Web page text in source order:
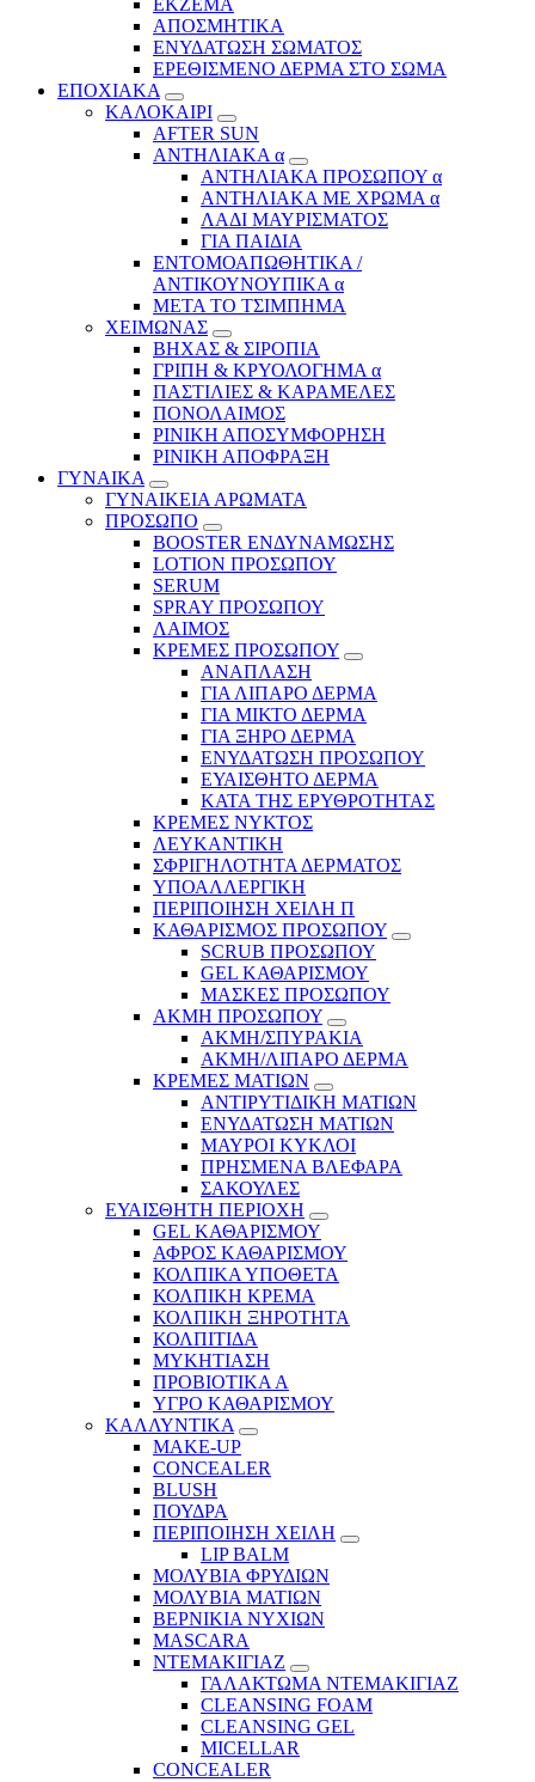
ΑΠΟΣΜΗΤΙΚΑ
ΕΝΥΔΑΤΩΣΗ ΣΩΜΑΤΟΣ
ΕΡΕΘΙΣΜΕΝΟ ΔΕΡΜΑ ΣΤΟ ΣΩΜΑ
ΕΠΟΧΙΑΚΑ
ΚΑΛΟΚΑΙΡΙ
AFTER SUN
ΑΝΤΗΛΙΑΚΑ α
ΑΝΤΗΛΙΑΚΑ ΠΡΟΣΩΠΟΥ α
ΑΝΤΗΛΙΑΚΑ ΜΕ ΧΡΩΜΑ α
ΛΑΔΙ ΜΑΥΡΙΣΜΑΤΟΣ
ΓΙΑ ΠΑΙΔΙΑ
ΕΝΤΟΜΟΑΠΩΘΗΤΙΚΑ /
ΑΝΤΙΚΟΥΝΟΥΠΙΚΑ α
ΜΕΤΑ ΤΟ ΤΣΙΜΠΗΜΑ
ΧΕΙΜΩΝΑΣ
ΒΗΧΑΣ & ΣΙΡΟΠΙΑ
ΓΡΙΠΗ & ΚΡΥΟΛΟΓΗΜΑ α
ΠΑΣΤΙΛΙΕΣ & ΚΑΡΑΜΕΛΕΣ
ΠΟΝΟΛΑΙΜΟΣ
ΡΙΝΙΚΗ ΑΠΟΣΥΜΦΟΡΗΣΗ
ΡΙΝΙΚΗ ΑΠΟΦΡΑΞΗ
ΓΥΝΑΙΚΑ
ΓΥΝΑΙΚΕΙΑ ΑΡΩΜΑΤΑ
ΠΡΟΣΩΠΟ
BOOSTER ΕΝΔΥΝΑΜΩΣΗΣ
LOTION ΠΡΟΣΩΠΟΥ
SERUM
SPRAY ΠΡΟΣΩΠΟΥ
ΛΑΙΜΟΣ
ΚΡΕΜΕΣ ΠΡΟΣΩΠΟΥ
ΑΝΑΠΛΑΣΗ
ΓΙΑ ΛΙΠΑΡΟ ΔΕΡΜΑ
ΓΙΑ ΜΙΚΤΟ ΔΕΡΜΑ
ΓΙΑ ΞΗΡΟ ΔΕΡΜΑ
ΕΝΥΔΑΤΩΣΗ ΠΡΟΣΩΠΟΥ
ΕΥΑΙΣΘΗΤΟ ΔΕΡΜΑ
ΚΑΤΑ ΤΗΣ ΕΡΥΘΡΟΤΗΤΑΣ
ΚΡΕΜΕΣ ΝΥΚΤΟΣ
ΛΕΥΚΑΝΤΙΚΗ
ΣΦΡΙΓΗΛΟΤΗΤΑ ΔΕΡΜΑΤΟΣ
ΥΠΟΑΛΛΕΡΓΙΚΗ
ΠΕΡΙΠΟΙΗΣΗ ΧΕΙΛΗ Π
ΚΑΘΑΡΙΣΜΟΣ ΠΡΟΣΩΠΟΥ
SCRUB ΠΡΟΣΩΠΟΥ
GEL ΚΑΘΑΡΙΣΜΟΥ
ΜΑΣΚΕΣ ΠΡΟΣΩΠΟΥ
ΑΚΜΗ ΠΡΟΣΩΠΟΥ
ΑΚΜΗ/ΣΠΥΡΑΚΙΑ
ΑΚΜΗ/ΛΙΠΑΡΟ ΔΕΡΜΑ
ΚΡΕΜΕΣ ΜΑΤΙΩΝ
ΑΝΤΙΡΥΤΙΔΙΚΗ ΜΑΤΙΩΝ
ΕΝΥΔΑΤΩΣΗ ΜΑΤΙΩΝ
ΜΑΥΡΟΙ ΚΥΚΛΟΙ
ΠΡΗΣΜΕΝΑ ΒΛΕΦΑΡΑ
ΣΑΚΟΥΛΕΣ
ΕΥΑΙΣΘΗΤΗ ΠΕΡΙΟΧΗ
GEL ΚΑΘΑΡΙΣΜΟΥ
ΑΦΡΟΣ ΚΑΘΑΡΙΣΜΟΥ
ΚΟΛΠΙΚΑ ΥΠΟΘΕΤΑ
ΚΟΛΠΙΚΗ ΚΡΕΜΑ
ΚΟΛΠΙΚΗ ΞΗΡΟΤΗΤΑ
ΚΟΛΠΙΤΙΔΑ
ΜΥΚΗΤΙΑΣΗ
ΠΡΟΒΙΟΤΙΚΑ Α
ΥΓΡΟ ΚΑΘΑΡΙΣΜΟΥ
ΚΑΛΛΥΝΤΙΚΑ
MAKE-UP
CONCEALER
BLUSH
ΠΟΥΔΡΑ
ΠΕΡΙΠΟΙΗΣΗ ΧΕΙΛΗ
LIP BALM
ΜΟΛΥΒΙΑ ΦΡΥΔΙΩΝ
ΜΟΛΥΒΙΑ ΜΑΤΙΩΝ
ΒΕΡΝΙΚΙΑ ΝΥΧΙΩΝ
MASCARA
ΝΤΕΜΑΚΙΓΙΑΖ
ΓΑΛΑΚΤΩΜΑ ΝΤΕΜΑΚΙΓΙΑΖ
CLEANSING FOAM
CLEANSING GEL
MICELLAR
CONCEALER